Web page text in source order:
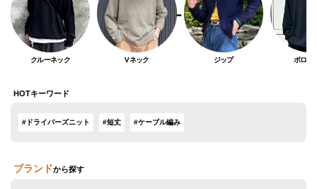
セーター
クルーネック Vネック ジップ ポロニ
HOTキーワード
#ドライバーズニット #短丈 #ケーブル編み
ブランドから探す